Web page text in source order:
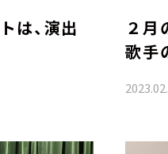
は、演出
２月
歌手